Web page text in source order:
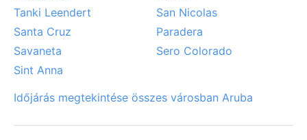
Tanki Leendert
San Nicolas
Santa Cruz
Paradera
Savaneta
Sero Colorado
Sint Anna
Időjárás megtekintése összes városban Aruba